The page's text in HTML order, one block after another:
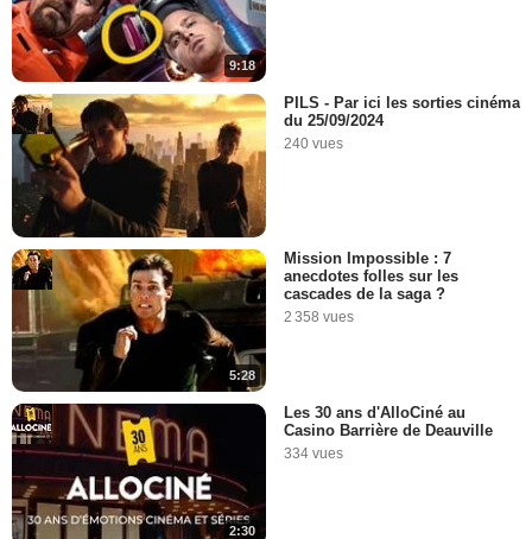
9:18
PILS - Par ici les sorties cinéma
du 25/09/2024
240 vues
5:28
Mission Impossible : 7
anecdotes folles sur les
cascades de la saga ?
2 358 vues
2:30
Les 30 ans d'AlloCiné au
Casino Barrière de Deauville
334 vues